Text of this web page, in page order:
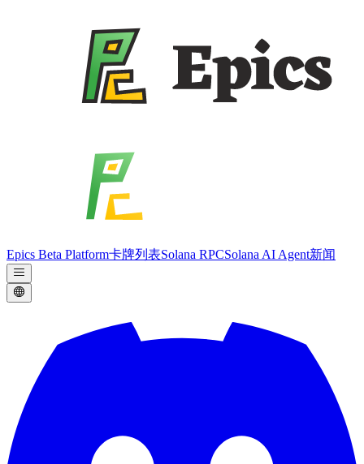
Epics Beta Platform卡牌列表Solana RPCSolana AI Agent新闻